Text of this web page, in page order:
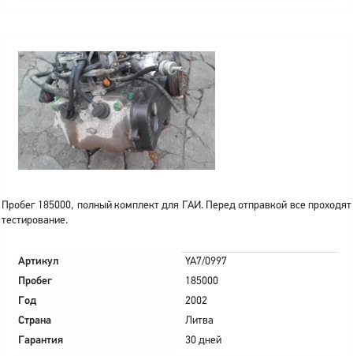
Пробег 185000, полный комплект для ГАИ. Перед отправкой все проходят
тестирование.
Артикул
YA7/0997
Пробег
185000
Год
2002
Страна
Литва
Гарантия
30 дней